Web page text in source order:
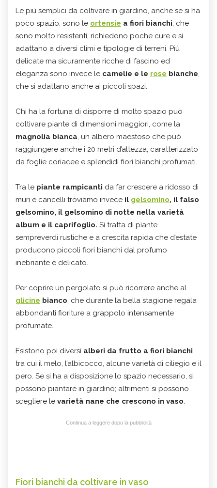
Le più semplici da coltivare in giardino, anche se si ha
poco spazio, sono le ortensie a fiori bianchi, che
sono molto resistenti, richiedono poche cure e si
adattano a diversi climi e tipologie di terreni. Più
delicate ma sicuramente ricche di fascino ed
eleganza sono invece le camelie e le rose bianche,
che si adattano anche ai piccoli spazi.
Chi ha la fortuna di disporre di molto spazio può
coltivare piante di dimensioni maggiori, come la
magnolia bianca, un albero maestoso che può
raggiungere anche i 20 metri d’altezza, caratterizzato
da foglie coriacee e splendidi fiori bianchi profumati.
Tra le piante rampicanti da far crescere a ridosso di
muri e cancelli troviamo invece il gelsomino, il falso
gelsomino, il gelsomino di notte nella varietà
album e il caprifoglio. Si tratta di piante
sempreverdi rustiche e a crescita rapida che d’estate
producono piccoli fiori bianchi dal profumo
inebriante e delicato.
Per coprire un pergolato si può ricorrere anche al
glicine bianco, che durante la bella stagione regala
abbondanti fioriture a grappolo intensamente
profumate.
Esistono poi diversi alberi da frutto a fiori bianchi
tra cui il melo, l’albicocco, alcune varietà di ciliegio e il
pero. Se si ha a disposizione lo spazio necessario, si
possono piantare in giardino; altrimenti si possono
scegliere le varietà nane che crescono in vaso.
Continua a leggere dopo la pubblicità
Fiori bianchi da coltivare in vaso